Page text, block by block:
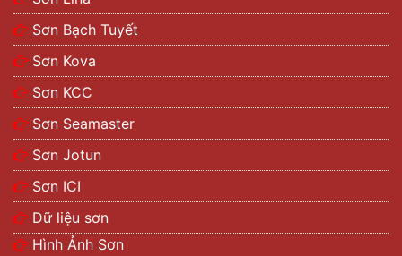
Sơn Bạch Tuyết
Sơn Kova
Sơn KCC
Sơn Seamaster
Sơn Jotun
Sơn ICI
Dữ liệu sơn
Hình Ảnh Sơn